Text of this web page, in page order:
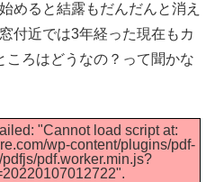
めると結露もだんだんと消え
付近では3年経った現在もカ
ころはどうなの？って聞かな
"Cannot load script at:
wp-content/plugins/pdf-
pdf.worker.min.js?